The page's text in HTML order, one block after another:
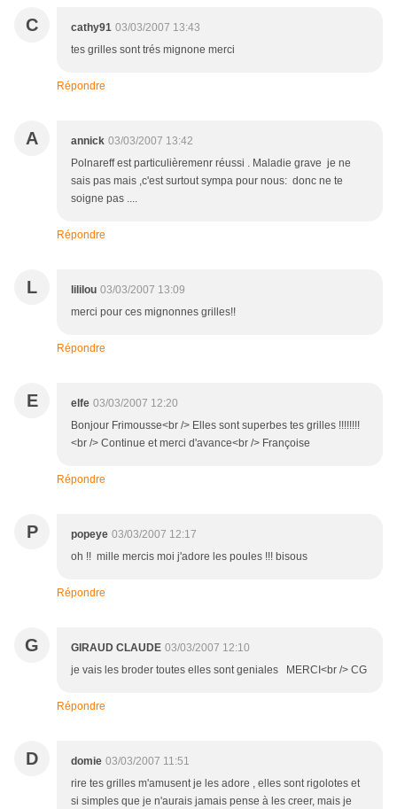
C cathy91 03/03/2007 13:43
tes grilles sont trés mignone merci
Répondre
A annick 03/03/2007 13:42
Polnareff est particulièremenr réussi . Maladie grave je ne
sais pas mais ,c'est surtout sympa pour nous: donc ne te
soigne pas ....
Répondre
L lililou 03/03/2007 13:09
merci pour ces mignonnes grilles!!
Répondre
E elfe 03/03/2007 12:20
Bonjour Frimousse<br /> Elles sont superbes tes grilles !!!!!!!!
<br /> Continue et merci d'avance<br /> Françoise
Répondre
P popeye 03/03/2007 12:17
oh !! mille mercis moi j'adore les poules !!! bisous
Répondre
G GIRAUD CLAUDE 03/03/2007 12:10
je vais les broder toutes elles sont geniales MERCI<br /> CG
Répondre
D domie 03/03/2007 11:51
rire tes grilles m'amusent je les adore , elles sont rigolotes et
si simples que je n'aurais jamais pense à les creer, mais je